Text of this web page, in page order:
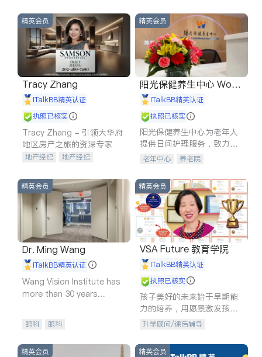
精英会员
Tracy Zhang
iTalkBB精英认证
执照已核实
Tracy Zhang - 引领大华府
地区房产之旅的资深专家
地产经纪
地产经纪
商铺租售
开发商建商
精英会员
阳光保健养生中心 World
shine
iTalkBB精英认证
执照已核实
阳光保健养生中心为老年人
提供日间护理服务，致力于
通过持续的护理创新来有效
老年中心 养老院
精英会员
Dr. Ming Wang
iTalkBB精英认证
Wang Vision Institute has
more than 30 years
眼科 眼科
精英会员
VSA Future 教育学院
iTalkBB精英认证
执照已核实
孩子美好的未来始于早期能
力的培养，用愿景激发孩子
的学习潜力和动力。理念：
拥有成长型心态是成功的基
石。
升学顾问/课后辅导
精英会员 精英会员